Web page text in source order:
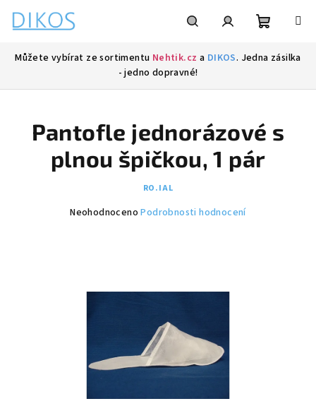
obsah
Můžete vybírat ze sortimentu Nehtik.cz a DIKOS. Jedna zásilka
- jedno dopravné!
Pantofle jednorázové s
plnou špičkou, 1 pár
RO.IAL
Průměrné
Neohodnoceno Podrobnosti hodnocení